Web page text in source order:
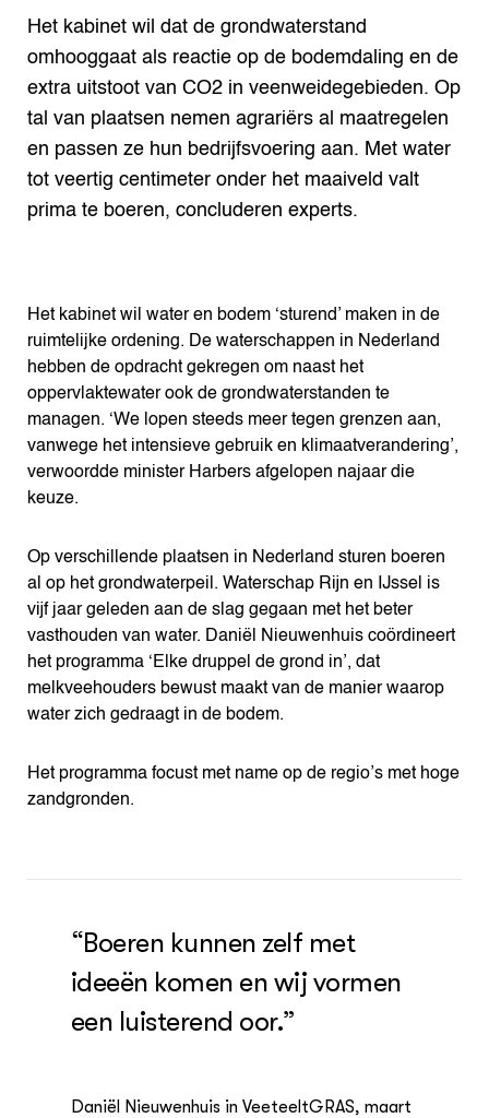
Het kabinet wil dat de grondwaterstand
omhooggaat als reactie op de bodemdaling en de
extra uitstoot van CO2 in veenweidegebieden. Op
tal van plaatsen nemen agrariërs al maatregelen
en passen ze hun bedrijfsvoering aan. Met water
tot veertig centimeter onder het maaiveld valt
prima te boeren, concluderen experts.
Het kabinet wil water en bodem ‘sturend’ maken in de
ruimtelijke ordening. De waterschappen in Nederland
hebben de opdracht gekregen om naast het
oppervlaktewater ook de grondwaterstanden te
managen. ‘We lopen steeds meer tegen grenzen aan,
vanwege het intensieve gebruik en klimaatverandering’,
verwoordde minister Harbers afgelopen najaar die
keuze.
Op verschillende plaatsen in Nederland sturen boeren
al op het grondwaterpeil. Waterschap Rĳn en Ĳssel is
vĳf jaar geleden aan de slag gegaan met het beter
vasthouden van water. Daniël Nieuwenhuis coördineert
het programma ‘Elke druppel de grond in’, dat
melkveehouders bewust maakt van de manier waarop
water zich gedraagt in de bodem.
Het programma focust met name op de regio’s met hoge
zandgronden.
“Boeren kunnen zelf met
ideeën komen en wij vormen
een luisterend oor.”
Daniël Nieuwenhuis in VeeteeltGRAS, maart